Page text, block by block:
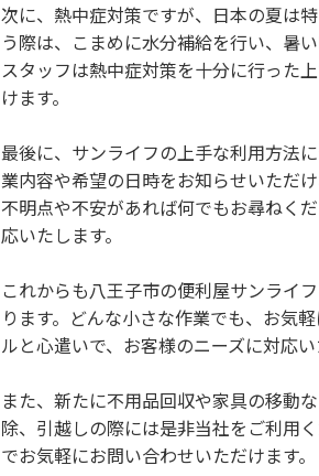
次に、熱中症対策ですが、日本の夏は
う際は、こまめに水分補給を行い、暑
スタッフは熱中症対策を十分に行った
けます。
最後に、サンライフの上手な利用方法
業内容や希望の日時をお知らせいただ
不明点や不安があれば何でもお尋ねく
応いたします。
これからも八王子市の便利屋サンライ
ります。どんな小さな作業でも、お気
ルと心遣いで、お客様のニーズに対応い
また、新たに不用品回収や家具の移動
除、引越しの際には是非当社をご利用
でお気軽にお問い合わせいただけます。